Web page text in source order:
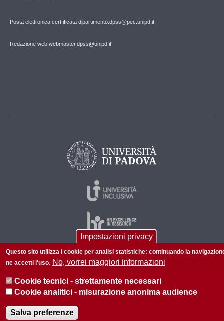
Posta elettronica certfificata dipartimento.dpss@pec.unipd.it
Redazione web webmaster.dpss@unipd.it
© 2026 Università di Padova - Tutti i diritti riservati
P.I. 00742430283 C.F. 80006480281
Impostazioni privacy
Questo sito utilizza i cookie per analisi statistiche: continuando la
ne accetti l'uso. No, vorrei maggiori informazioni
Cookie tecnici - strettamente necessari
Cookie analitici - misurazione anonima audience
Salva preferenze